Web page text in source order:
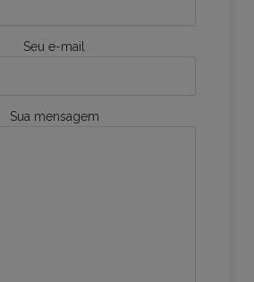
Seu e-mail
Sua mensagem